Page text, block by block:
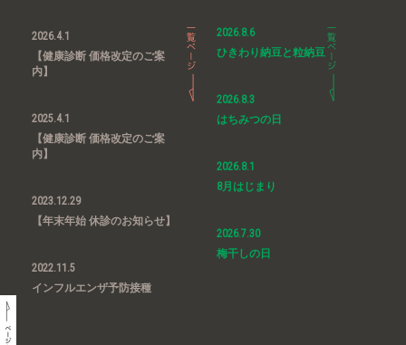
2026.4.1
【健康診断 価格改定のご案
内】
2025.4.1
【健康診断 価格改定のご案
内】
2023.12.29
【年末年始 休診のお知らせ】
2022.11.5
インフルエンザ予防接種
2026.8.6
ひきわり納豆と粒納豆
2026.8.3
はちみつの日
2026.8.1
8月はじまり
2026.7.30
梅干しの日